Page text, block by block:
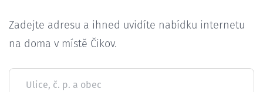
Zadejte adresu a ihned uvidíte nabídku internetu
na doma v místě Čikov.
Ulice, č. p. a obec